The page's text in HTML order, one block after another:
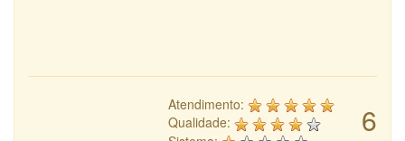
6
Atendimento:
Qualidade: